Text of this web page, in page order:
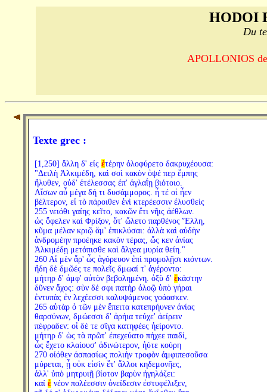
HODOI
Du
APOLLONIOS
Texte grec :
[1,250] ἄλλη δ' εἰς ἑτέρην ὀλοφύρετο δακρυχέουσα:
"Δειλὴ Ἀλκιμέδη, καὶ σοὶ κακὸν ὀψέ περ ἔμπης
ἤλυθεν, οὐδ' ἐτέλεσσας ἐπ' ἀγλαΐῃ βιότοιο.
Αἴσων αὖ μέγα δή τι δυσάμμορος. ἦ τέ οἱ ἦεν
βέλτερον, εἰ τὸ πάροιθεν ἐνὶ κτερέεσσιν ἐλυσθεὶς
255 νειόθι γαίης κεῖτο, κακῶν ἔτι νῆις ἀέθλων.
ὡς ὄφελεν καὶ Φρίξον, ὅτ' ὤλετο παρθένος Ἕλλη,
κῦμα μέλαν κριῷ ἅμ' ἐπικλύσαι: ἀλλὰ καὶ αὐδὴν
ἀνδρομέην προέηκε κακὸν τέρας, ὥς κεν ἀνίας
Ἀλκιμέδῃ μετόπισθε καὶ ἄλγεα μυρία θείη."
260 Αἱ μὲν ἄρ' ὧς ἀγόρευον ἐπὶ προμολῇσι κιόντων.
ἤδη δὲ δμῶές τε πολεῖς δμωαί τ' ἀγέροντο:
μήτηρ δ' ἀμφ' αὐτὸν βεβολημένη. ὀξὺ δ' ἑκάστην
δῦνεν ἄχος: σὺν δέ σφι πατὴρ ὀλοῷ ὑπὸ γήραι
ἐντυπὰς ἐν λεχέεσσι καλυψάμενος γοάασκεν.
265 αὐτὰρ ὁ τῶν μὲν ἔπειτα κατεπρήυνεν ἀνίας
θαρσύνων, δμώεσσι δ' ἀρήια τεύχε' ἀείρειν
πέφραδεν: οἱ δέ τε σῖγα κατηφέες ἠείροντο.
μήτηρ δ' ὡς τὰ πρῶτ' ἐπεχεύατο πήχεε παιδί,
ὧς ἔχετο κλαίουσ' ἀδινώτερον, ἠύτε κούρη
270 οἰόθεν ἀσπασίως πολιὴν τροφὸν ἀμφιπεσοῦσα
μύρεται, ᾗ οὐκ εἰσὶν ἔτ' ἄλλοι κηδεμονῆες,
ἀλλ' ὑπὸ μητρυιῇ βίοτον βαρὺν ἡγηλάζει:
καί ἑνέον πολέεσσιν ὀνείδεσιν ἐστυφέλιξεν,